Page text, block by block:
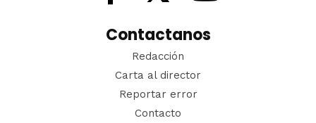
Contactanos
Redacción
Carta al director
Reportar error
Contacto